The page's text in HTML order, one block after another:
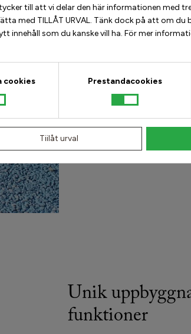
till att vi delar den här informationen med
med TILLÅT URVAL. Tänk dock på att om du
innehåll som du kanske vill ha. För mer
cookies Prestandacookies
Tiilåt urval
Vi använder bästa
skapar insidan på
och kroppen att
Unik
funktioner